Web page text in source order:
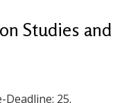
Studies and
25.